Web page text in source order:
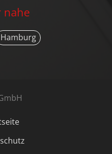
nahe
Hamburg